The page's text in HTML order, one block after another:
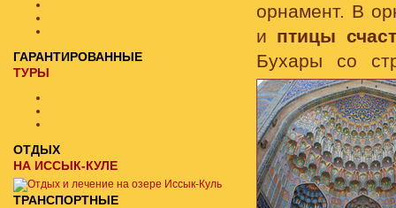
орнамент. В
и птицы
Бухары со
ГАРАНТИРОВАННЫЕ
ТУРЫ
ОТДЫХ
НА ИССЫК-КУЛЕ
ТРАНСПОРТНЫЕ